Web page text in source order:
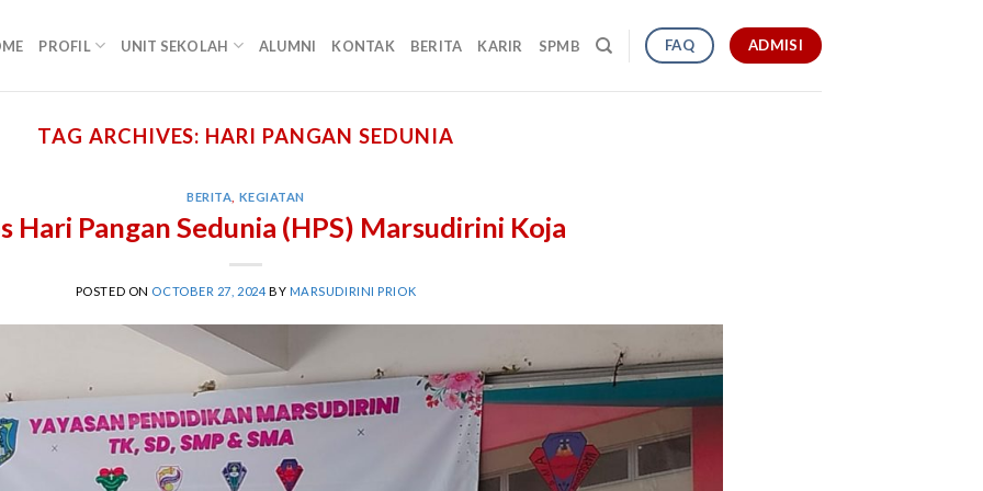
PROFIL UNIT SEKOLAH ALUMNI KONTAK BERITA KARIR SPMB FAQ ADMISI
TAG ARCHIVES: HARI PANGAN SEDUNIA
BERITA KEGIATAN
Hari Pangan Sedunia (HPS) Marsudirini Koja
POSTED ON OCTOBER 27, 2024 BY MARSUDIRINI PRIOK